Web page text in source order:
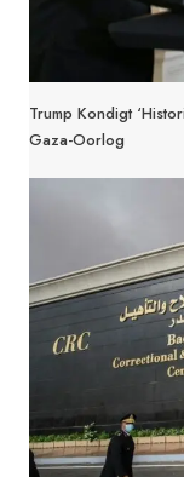
Trump Kondigt
Gaza-Oorlog